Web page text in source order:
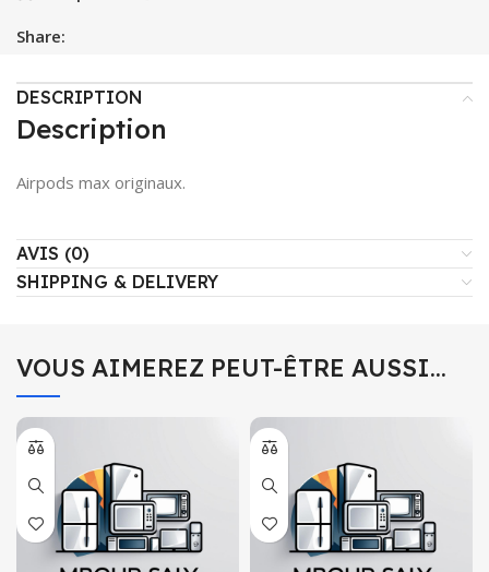
Share:
DESCRIPTION
Description
Airpods max originaux.
AVIS (0)
SHIPPING & DELIVERY
VOUS AIMEREZ PEUT-ÊTRE AUSSI…